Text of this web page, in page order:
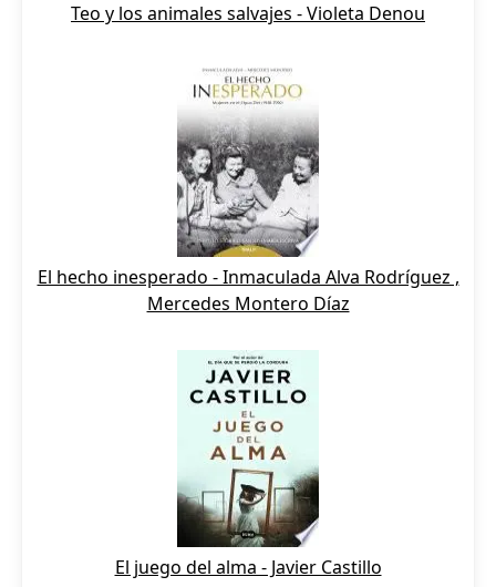
Teo y los animales salvajes - Violeta Denou
El hecho inesperado - Inmaculada Alva Rodríguez ,
Mercedes Montero Díaz
El juego del alma - Javier Castillo